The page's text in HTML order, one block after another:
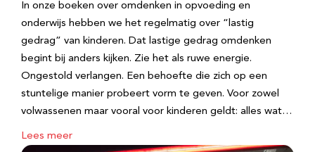
In onze boeken over omdenken in opvoeding en
onderwijs hebben we het regelmatig over “lastig
gedrag” van kinderen. Dat lastige gedrag omdenken
begint bij anders kijken. Zie het als ruwe energie.
Ongestold verlangen. Een behoefte die zich op een
stuntelige manier probeert vorm te geven. Voor zowel
volwassenen maar vooral voor kinderen geldt: alles wat…
Lees meer